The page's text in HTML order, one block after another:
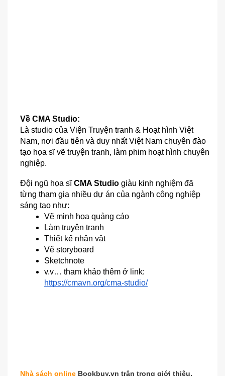
Về CMA Studio:
Là studio của Viện Truyện tranh & Hoạt hình Việt
Nam, nơi đầu tiên và duy nhất Việt Nam chuyên đào
tạo họa sĩ vẽ truyện tranh, làm phim hoạt hình chuyên
nghiệp.
Đội ngũ họa sĩ CMA Studio giàu kinh nghiệm đã
từng tham gia nhiều dự án của ngành công nghiệp
sáng tạo như:
Vẽ minh họa quảng cáo
Làm truyện tranh
Thiết kế nhân vật
Vẽ storyboard
Sketchnote
https://cmavn.org/cma-studio/
Nhà sách online Bookbuy.vn trân trọng giới thiệu.